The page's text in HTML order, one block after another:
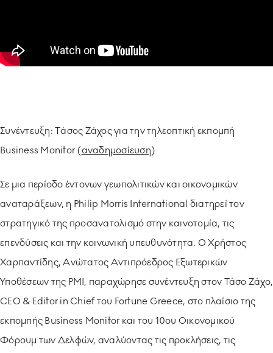
ΕΡΓΑZOMΕΝΟΙ & ΣΥΝΕΡΓΑΤΕΣ
Συνέντευξη: Tάσος Ζάχος για την τηλεοπτική εκπομπή
Business Monitor (αναδημοσίευση)
Σε μια περίοδο έντονων γεωπολιτικών και οικονομικών
αναταράξεων, η Philip Morris International διατηρεί τον
στρατηγικό της προσανατολισμό στην καινοτομία, τις
επενδύσεις και την κοινωνική υπευθυνότητα. Ο Χρήστος
Χαρπαντίδης, Ανώτατος Αντιπρόεδρος Εξωτερικών
Υποθέσεων της PMI, παραχώρησε συνέντευξη στον Τάσο Ζάχο,
CEO & Editor in Chief του Fortune Greece, στο πλαίσιο της
εκπομπής Business Monitor και του 10ου Οικονομικού
Φόρουμ των Δελφών, αναλύοντας τις προκλήσεις, τις